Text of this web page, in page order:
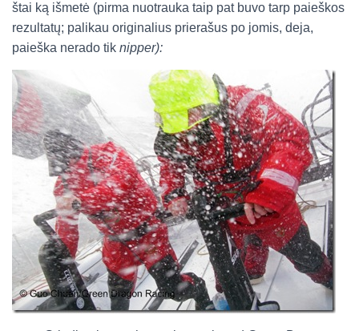
štai ką išmetė (pirma nuotrauka taip pat buvo tarp paieškos
rezultatų; palikau originalius prierašus po jomis, deja,
paieška nerado tik nipper):